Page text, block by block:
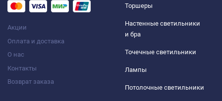
Акции
Оплата и доставка
О нас
Контакты
Возврат заказа
Торшеры
Настенные светильники
и бра
Точечные светильники
Лампы
Потолочные светильники